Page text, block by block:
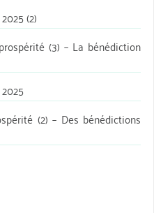
(2)
(3) – La bénédiction
(2) – Des bénédictions